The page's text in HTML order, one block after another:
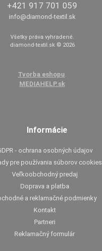
+421 917 701 059
info@diamond-textil.sk
Všetky práva vyhradené.
diamond-textil.sk © 2026
Tvorba eshopu:
MEDIAHELP.sk
Informácie
- ochrana osobných údajov
pre používania súborov cookies
Veľkoobchodný predaj
Doprava a platba
a reklamačné podmienky
Kontakt
Partneri
Reklamačný formulár